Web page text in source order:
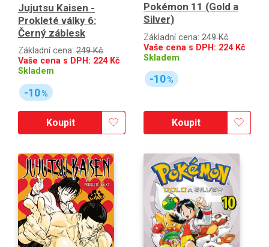
Jujutsu Kaisen -
Prokleté války 6:
Černý záblesk
Základní cena: 249 Kč
Vaše cena s DPH: 224Kč
Skladem
-10%
Koupit
Pokémon 11 (Gold a
Silver)
Základní cena: 249 Kč
Vaše cena s DPH: 224Kč
Skladem
-10%
Koupit